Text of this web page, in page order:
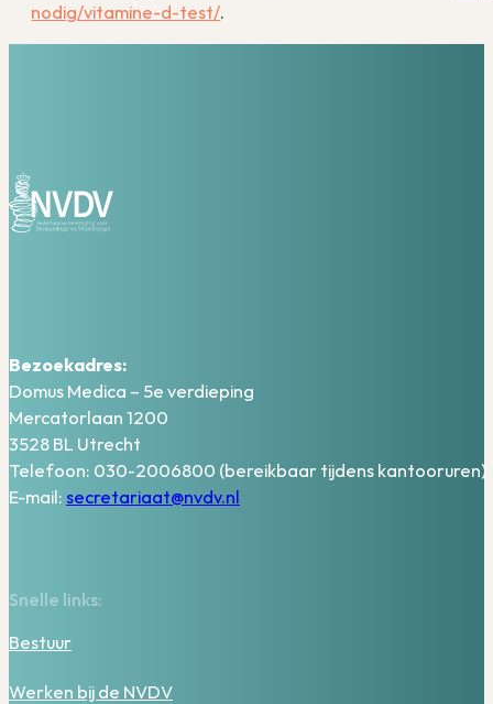
nodig/vitamine-d-test/.
Bezoekadres:
Domus Medica – 5e verdieping
Mercatorlaan 1200
3528 BL Utrecht
Telefoon: 030-2006800 (bereikbaar tijdens kantooruren)
E-mail: secretariaat@nvdv.nl
Snelle links:
Bestuur
Werken bij de NVDV